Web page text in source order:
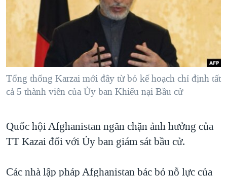
"Tìm"NGƯỜI VIỆT HẢI NGOẠI
ĐỜI SỐNG
KINH TẾ
KHOA HỌC
SỨC KHOẺ
THỂ THAO
GIÁO DỤC
HÀNH TRÌNH BẦU CỬ 2024
MỘT NĂM CHIẾN TRANH TẠI DẢI GAZA
GIẢI MÃ VÀNH ĐAI & CON ĐƯỜNG
NGÀY TỊ NẠN THẾ GIỚI
TRỊNH VĨNH BÌNH - NGƯỜI HẠ 'BÊN THẮNG CUỘC'
CHI PHÍ CHIẾN TRANH AFGHANISTAN
CÁC GIÁ TRỊ CỘNG HÒA Ở VIỆT NAM
THƯỢNG ĐỈNH TRUMP-KIM TẠI VIỆT NAM
VIDEO
NGHE
MẠNG XÃ HỘI
Tổng thống Karzai mới đây từ bỏ kế hoạch chỉ định tất
cả 5 thành viên của Ủy ban Khiếu nại Bầu cử
Quốc hội Afghanistan ngăn chặn ảnh hưởng của
TT Kazai đối với Ủy ban giám sát bầu cử.
Các nhà lập pháp Afghanistan bác bỏ nỗ lực của